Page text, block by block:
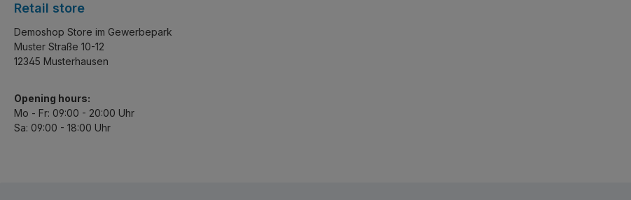
Retail store
Demoshop Store im Gewerbepark
Muster Straße 10-12
12345 Musterhausen
Opening hours:
Mo - Fr: 09:00 - 20:00 Uhr
Sa: 09:00 - 18:00 Uhr